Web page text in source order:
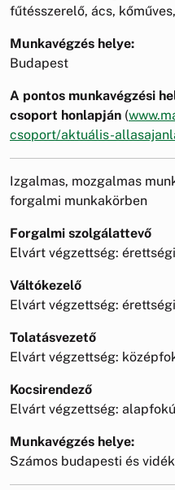
fűtésszerelő, ács,
Munkavégzés helye:
Budapest
A pontos munkavégzési
csoport honlapján (
csoport/aktuális-
Izgalmas, mozgalmas
forgalmi munkakörben
Forgalmi szolgálattevő
Elvárt végzettség: érettségi
Váltókezelő
Elvárt végzettség: érettségi
Tolatásvezető
Elvárt végzettség:
Kocsirendező
Elvárt végzettség: alapfokú
Munkavégzés helye:
Számos budapesti és